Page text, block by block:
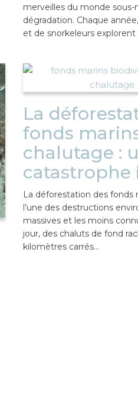
merveilles du monde sous-
dégradation. Chaque
et de snorkeleurs explorent
La
fonds
chalutage :
catastrophe
La déforestation des fonds
l’une des destructions
massives et les moins
jour, des chaluts de fond
kilomètres carrés…